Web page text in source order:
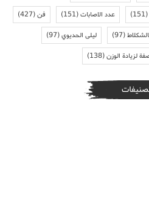
(151) عدد الاصابات(151) فن(427)
(97) ليلى الحديوي(97)
لزيادة الوزن(138)